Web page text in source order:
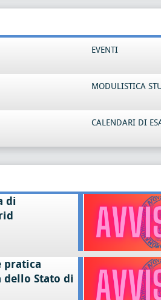
EVENTI
MODULISTICA
CALENDARI DI
di
pratica
dello Stato di